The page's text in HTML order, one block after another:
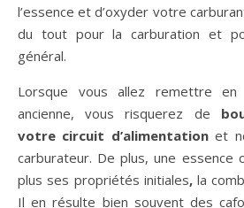
l’essence et d’oxyder votre
du tout pour la carburation et
général.
Lorsque vous allez remettre
ancienne, vous risquerez de
votre circuit d’alimentationet
carburateur. De plus, une essence
plus ses propriétés initiales,la
Il en résulte bien souvent des